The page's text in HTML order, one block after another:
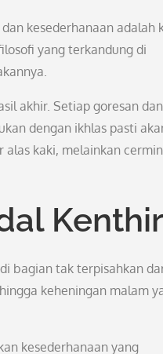
kesederhanaan adalah
yang terkandung di
akhir. Setiap goresan dan
dengan ikhlas pasti
alas kaki, melainkan
Kenthir
bagian tak terpisahkan
keheningan malam
kesederhanaan yang